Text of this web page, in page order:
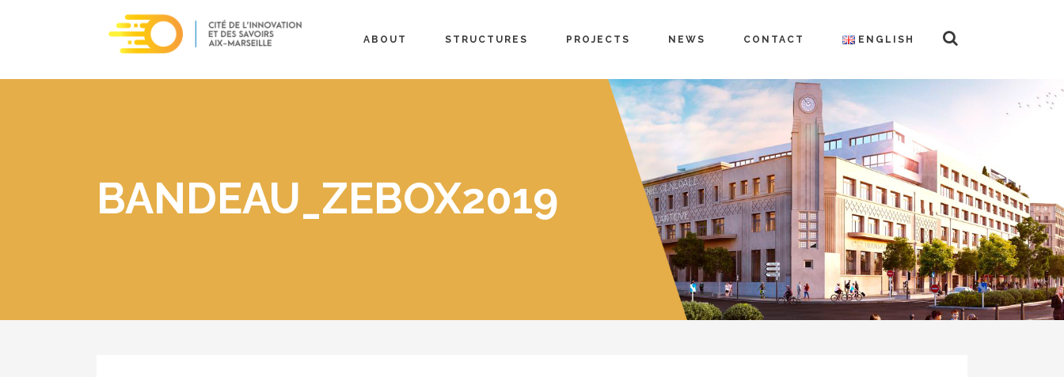
ABOUT STRUCTURES PROJECTS NEWS CONTACT ENGLISH
BANDEAU_ZEBOX2019